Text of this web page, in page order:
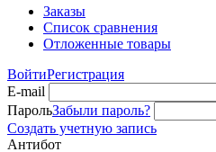
Заказы
Список сравнения
Отложенные товары
ВойтиРегистрация
E-mail
ПарольЗабыли пароль?
Создать учетную запись
Антибот